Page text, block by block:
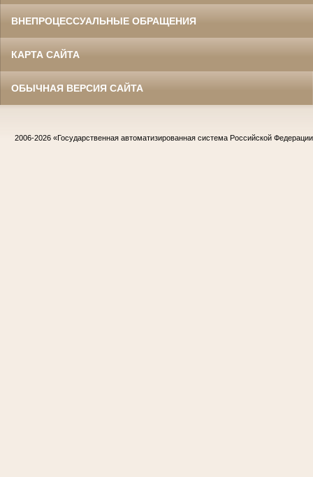
ВНЕПРОЦЕССУАЛЬНЫЕ ОБРАЩЕНИЯ
КАРТА САЙТА
ОБЫЧНАЯ ВЕРСИЯ САЙТА
2006-2026 «Государственная автоматизированная система Российской